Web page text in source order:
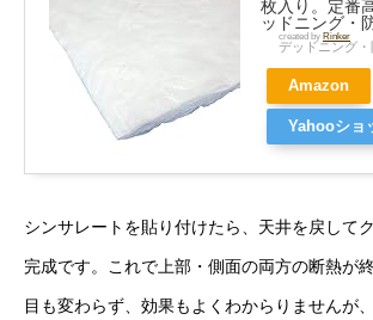
枚入り。定番
ッドニング・
created by Rinker
デッドニング・
Amazon
Yahooショ
シンサレートを貼り付けたら、天井を戻して
完成です。これで上部・側面の両方の断熱が
目も変わらず、効果もよくわからりませんが